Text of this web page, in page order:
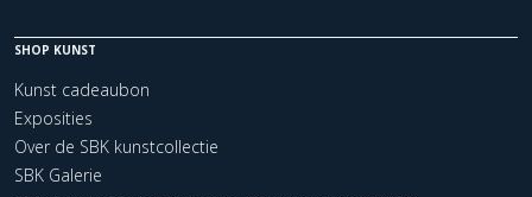
SHOP KUNST
Kunst cadeaubon
Exposities
Over de SBK kunstcollectie
SBK Galerie